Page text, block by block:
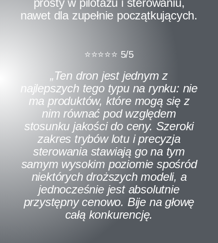
prosty w pilotażu i sterowaniu,
nawet dla zupełnie początkujących.
⭐️⭐️⭐️⭐️⭐️ 5/5
„Ten dron jest jednym z
najlepszych tego typu na rynku: nie
ma produktów, które mogą się z
nim równać pod względem
stosunku jakości do ceny. Szeroki
zakres trybów lotu i precyzja
sterowania stawiają go na tym
samym wysokim poziomie spośród
niektórych droższych modeli, a
jednocześnie jest absolutnie
przystępny cenowo. Bije na głowę
całą konkurencję.